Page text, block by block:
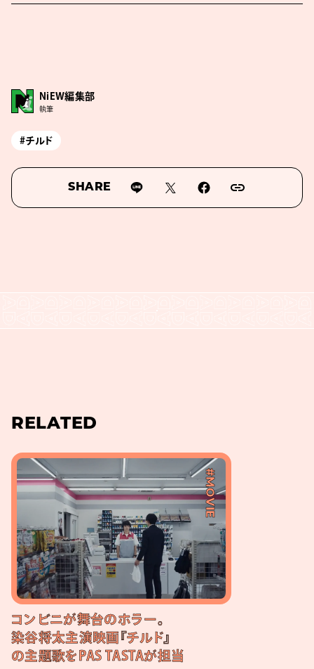
NiEW編集部
執筆
#チルド
SHARE
RELATED
#MOVIE
コンビニが舞台のホラー。
染谷将太主演映画『チルド』
の主題歌をPAS TASTAが担当